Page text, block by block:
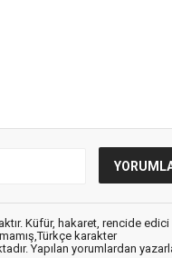
Küfür, hakaret, rencide edici
karakter
Yapılan yorumlardan